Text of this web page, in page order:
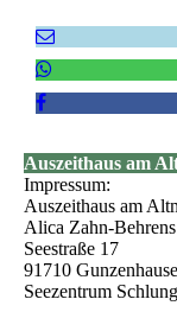
Auszeithaus am
Impressum:
Auszeithaus am
Alica Zahn-
Seestraße 17
91710
Seezentrum